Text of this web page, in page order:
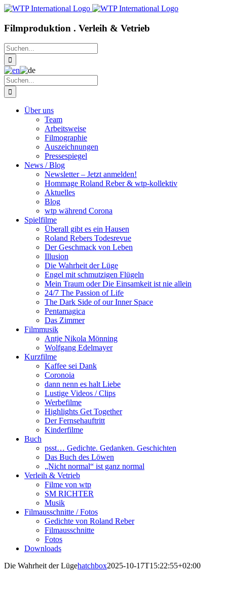
Zum
springen
Filmproduktion . Verleih & Vetrieb
Suche
nach:
Suche
nach:
Über uns
Team
Arbeitsweise
Filmographie
Auszeichnungen
Pressespiegel
News / Blog
Newsletter – Jetzt anmelden!
Hommage Roland Reber & wtp-kollektiv
Aktuelles
Blog
wtp während Corona
Spielfilme
Überall gibt es ein Hausen
Roland Rebers Todesrevue
Der Geschmack von Leben
Illusion
Die Wahrheit der Lüge
Engel mit schmutzigen Flügeln
Mein Traum oder Die Einsamkeit ist nie allein
24/7 The Passion of Life
The Dark Side of our Inner Space
Pentamagica
Das Zimmer
Filmmusik
Antje Nikola Mönning
Wolfgang Edelmayer
Kurzfilme
Kaffee sei Dank
Coronoia
dann nenn es halt Liebe
Lustige Videos / Clips
Werbefilme
Highlights Get Together
Der Fernsehauftritt
Kinderfilme
Buch
psst… Gedichte. Gedanken. Geschichten
Das Buch des Löwen
„Nicht normal“ ist ganz normal
Verleih & Vetrieb
Filme von wtp
SM RICHTER
Musik
Filmausschnitte / Fotos
Gedichte von Roland Reber
Filmausschnitte
Fotos
Downloads
Die Wahrheit der Lügehatchbox2025-10-17T15:22:55+02:00